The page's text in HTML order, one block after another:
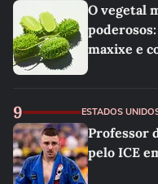
O vegetal
maxixe e
9 ESTADOS
Professor
pelo ICE